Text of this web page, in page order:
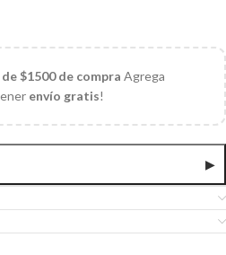
$1500 de compra Agrega
envío gratis!
▶